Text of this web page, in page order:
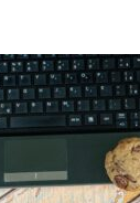
en
évaluez
spécifiques,